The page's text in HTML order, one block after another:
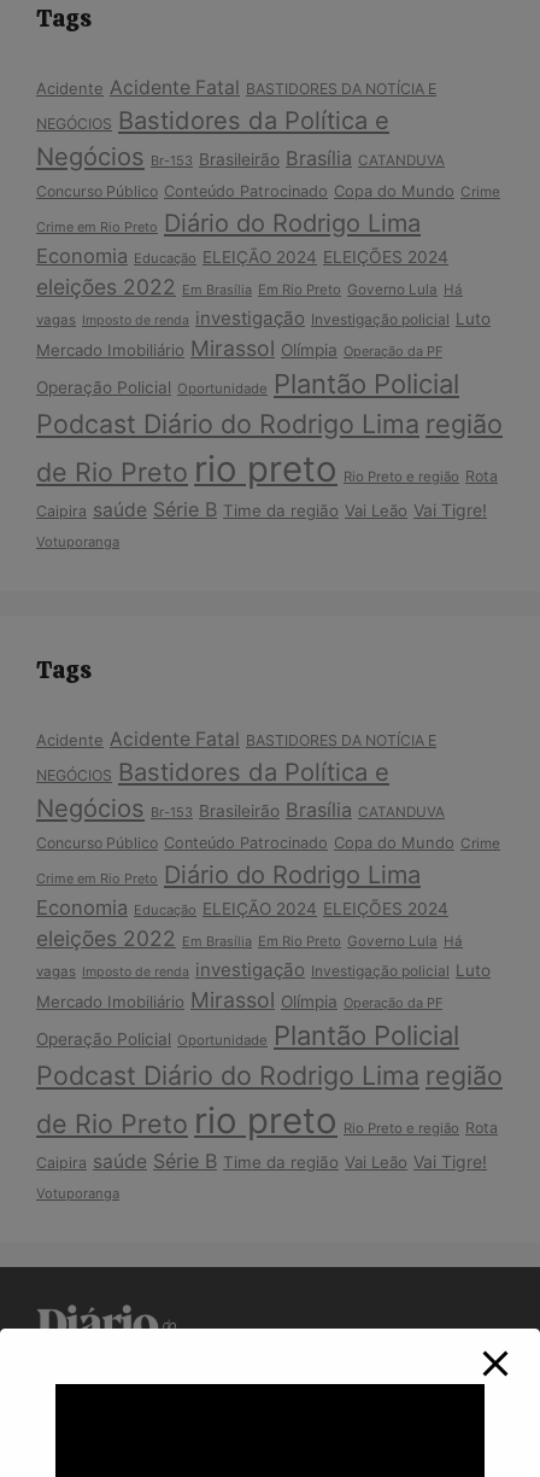
Tags
Acidente Acidente Fatal BASTIDORES DA NOTÍCIA E
NEGÓCIOS Bastidores da Política e
Negócios Br-153 Brasileirão Brasília CATANDUVA
Concurso Público Conteúdo Patrocinado Copa do Mundo Crime
Crime em Rio Preto Diário do Rodrigo Lima
Economia Educação ELEIÇÃO 2024 ELEIÇÕES 2024
eleições 2022 Em Brasília Em Rio Preto Governo Lula Há
vagas Imposto de renda investigação Investigação policial Luto
Mercado Imobiliário Mirassol Olímpia Operação da PF
Operação Policial Oportunidade Plantão Policial
Podcast Diário do Rodrigo Lima região
de Rio Preto rio preto Rio Preto e região Rota
Caipira saúde Série B Time da região Vai Leão Vai Tigre!
Votuporanga
Tags
Acidente Acidente Fatal BASTIDORES DA NOTÍCIA E
NEGÓCIOS Bastidores da Política e
Negócios Br-153 Brasileirão Brasília CATANDUVA
Concurso Público Conteúdo Patrocinado Copa do Mundo Crime
Crime em Rio Preto Diário do Rodrigo Lima
Economia Educação ELEIÇÃO 2024 ELEIÇÕES 2024
eleições 2022 Em Brasília Em Rio Preto Governo Lula Há
vagas Imposto de renda investigação Investigação policial Luto
Mercado Imobiliário Mirassol Olímpia Operação da PF
Operação Policial Oportunidade Plantão Policial
Podcast Diário do Rodrigo Lima região
de Rio Preto rio preto Rio Preto e região Rota
Caipira saúde Série B Time da região Vai Leão Vai Tigre!
Votuporanga